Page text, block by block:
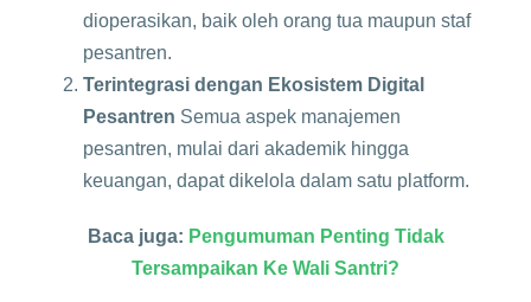
dioperasikan, baik oleh orang tua maupun staf
pesantren.
Terintegrasi dengan Ekosistem Digital
Pesantren Semua aspek manajemen
pesantren, mulai dari akademik hingga
keuangan, dapat dikelola dalam satu platform.
Baca juga: Pengumuman Penting Tidak
Tersampaikan Ke Wali Santri?